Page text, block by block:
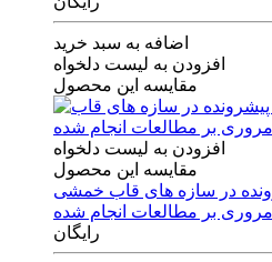
اضافه به سبد خرید
افزودن به لیست دلخواه
مقایسه این محصول
افزودن به لیست دلخواه
مقایسه این محصول
در سازه های قاب خمشی
مروری بر مطالعات انجام شده
رایگان